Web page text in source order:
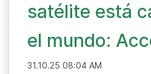
satélite está
el mundo:
31.10.25 08:04 AM